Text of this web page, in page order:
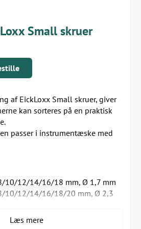
Small skruer
af EickLoxx Small skruer, giver
kan sorteres på en praktisk
passer i instrumentæske med
10/12/14/16/18 mm, Ø 1,7 mm
10/12/14/16/18/20 mm, Ø 2,3
14/16/18/20/22/24/26/28/30
Læs mere